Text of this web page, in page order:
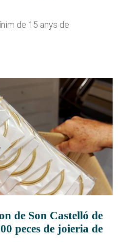
de 15 anys de
de Son Castelló de
peces de joieria de